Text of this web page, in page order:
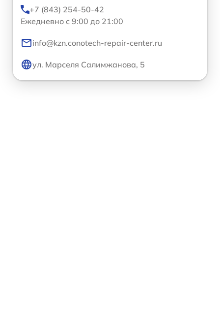
+7 (843) 254-50-42
Ежедневно с 9:00 до 21:00
info@kzn.conotech-repair-center.ru
ул. Марселя Салимжанова, 5